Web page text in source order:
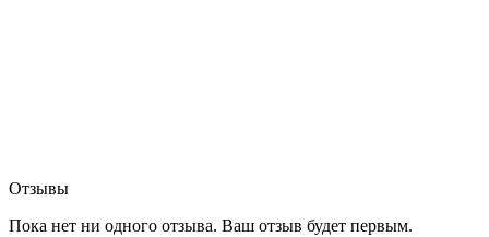
Отзывы
Пока нет ни одного отзыва. Ваш отзыв будет первым.